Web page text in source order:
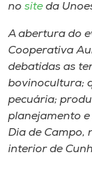
A+
A-
no site da
A abertura do
Cooperativa
debatidas as
bovinocultura;
pecuária;
planejamento
Dia de Campo,
interior de